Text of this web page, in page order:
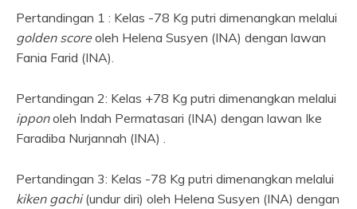
Pertandingan 1 : Kelas -78 Kg putri dimenangkan melalui
golden scoreoleh Helena Susyen (INA) dengan lawan
Fania Farid (INA).
Pertandingan 2: Kelas +78 Kg putri dimenangkan melalui
ipponoleh Indah Permatasari (INA) dengan lawan Ike
Faradiba Nurjannah (INA) .
Pertandingan 3: Kelas -78 Kg putri dimenangkan melalui
kiken gachi(undur diri) oleh Helena Susyen (INA) dengan